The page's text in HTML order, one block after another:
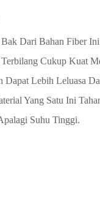
Dari Bahan Fiber
Cukup Kuat
Dapat Lebih Leluasa
Yang Satu Ini
Suhu Tinggi.